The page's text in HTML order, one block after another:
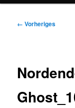
Bilder-
← Vorheriges